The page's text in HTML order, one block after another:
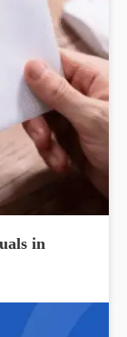
in